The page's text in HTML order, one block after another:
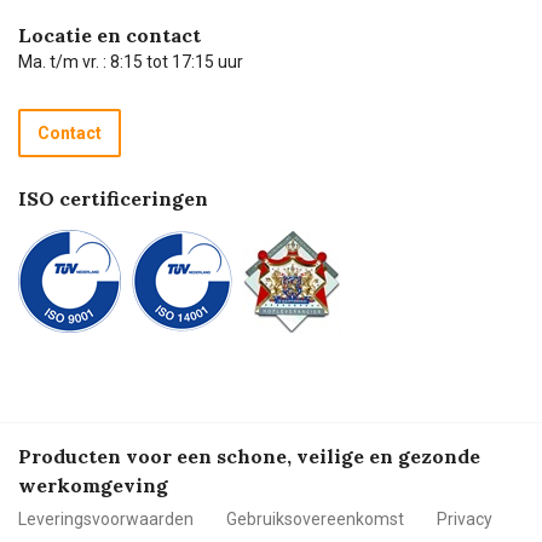
Hulp op afstand
Technische dienst
Recycle programma
Betalen
Carel de podcast
Locatie en contact
Ma. t/m vr. : 8:15 tot 17:15 uur
Contact
ISO certificeringen
Producten voor een schone, veilige en gezonde
werkomgeving
Leveringsvoorwaarden Gebruiksovereenkomst
Privacy